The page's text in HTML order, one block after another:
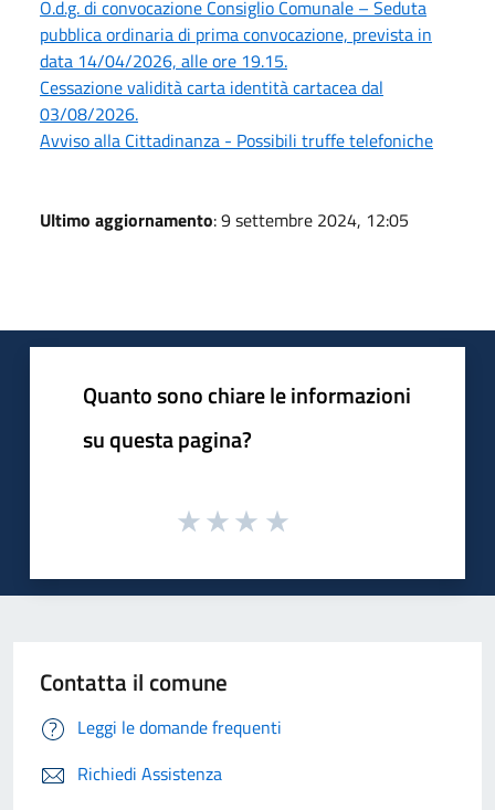
O.d.g. di convocazione Consiglio Comunale – Seduta
pubblica ordinaria di prima convocazione, prevista in
data 14/04/2026, alle ore 19.15.
Cessazione validità carta identità cartacea dal
03/08/2026.
Avviso alla Cittadinanza - Possibili truffe telefoniche
Ultimo aggiornamento: 9 settembre 2024, 12:05
Quanto sono chiare le informazioni
su questa pagina?
Contatta il comune
Leggi le domande frequenti
Richiedi Assistenza